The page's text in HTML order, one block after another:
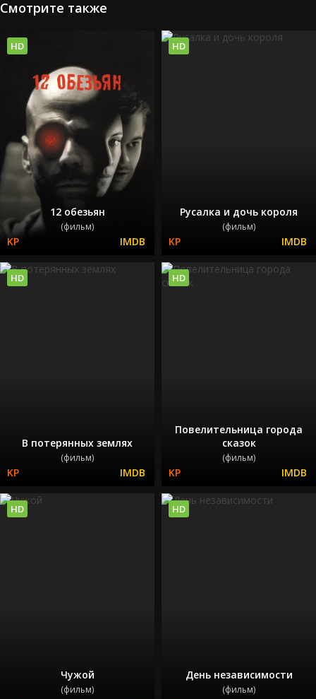
Смотрите также
12 обезьян
(фильм)
HD
Русалка и дочь короля
(фильм)
HD
В потерянных землях
(фильм)
HD
Повелительница города
сказок
(фильм)
HD
Чужой
(фильм)
HD
День независимости
(фильм)
HD